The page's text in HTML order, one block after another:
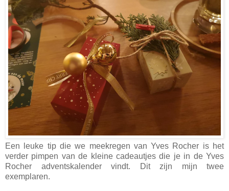
Een leuke tip die we meekregen van Yves Rocher is het
verder pimpen van de kleine cadeautjes die je in de Yves
Rocher adventskalender vindt. Dit zijn mijn twee
exemplaren.